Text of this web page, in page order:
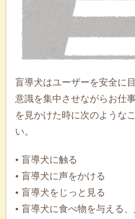
盲導犬はユーザーを安全に
意識を集中させながらお仕
を見かけた時に次のような
い。
盲導犬に触る
盲導犬に声をかける
盲導犬をじっと見る
盲導犬に食べ物を与える、